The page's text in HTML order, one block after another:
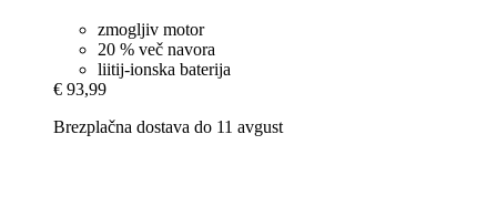
zmogljiv motor
20 % več navora
liitij-ionska baterija
€ 93,99
Brezplačna dostava do 11 avgust